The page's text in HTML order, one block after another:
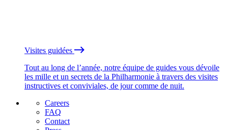
Visites guidées
Tout au long de l’année, notre équipe de guides vous dévoile
les mille et un secrets de la Philharmonie à travers des visites
instructives et conviviales, de jour comme de nuit.
Careers
FAQ
Contact